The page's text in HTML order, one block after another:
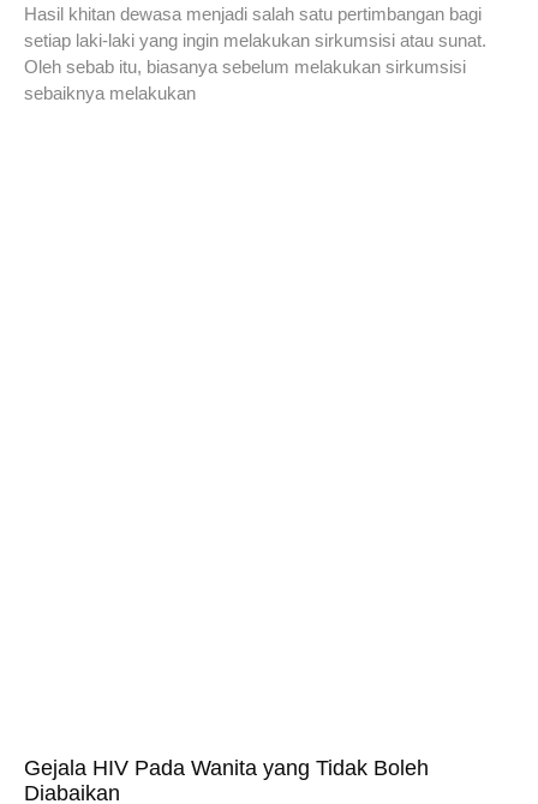
Hasil khitan dewasa menjadi salah satu pertimbangan bagi
setiap laki-laki yang ingin melakukan sirkumsisi atau sunat.
Oleh sebab itu, biasanya sebelum melakukan sirkumsisi
sebaiknya melakukan
Gejala HIV Pada Wanita yang Tidak Boleh
Diabaikan